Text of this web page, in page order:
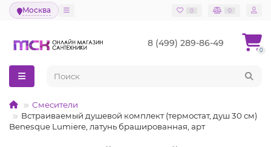
Москва 0 0
8 (499) 289-86-49
0
Смесители
Встраиваемый душевой комплект (термостат, душ 30 см)
Benesque Lumiere, латунь брашированная, арт